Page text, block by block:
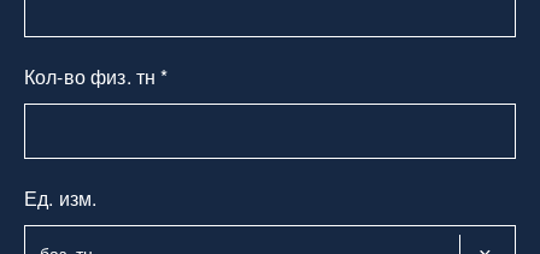
Кол-во физ. тн *
Ед. изм.